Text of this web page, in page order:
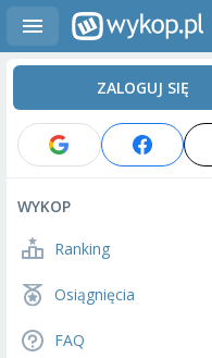
ZALOGUJ SIĘ
WYKOP
Ranking
Osiągnięcia
FAQ